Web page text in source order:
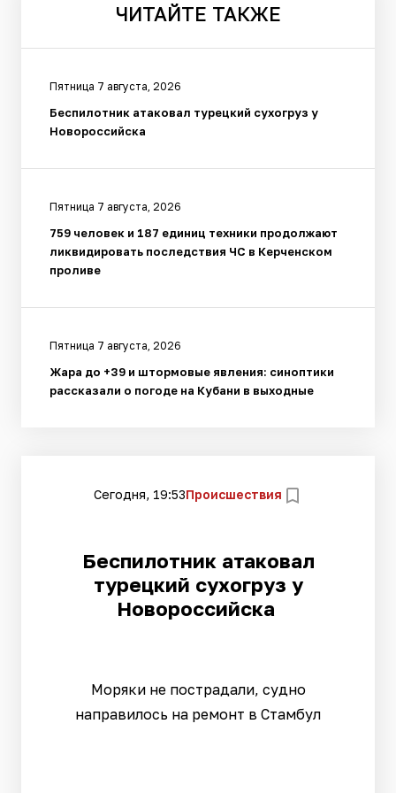
ЧИТАЙТЕ ТАКЖЕ
Пятница 7 августа, 2026
Беспилотник атаковал турецкий сухогруз у
Новороссийска
Пятница 7 августа, 2026
759 человек и 187 единиц техники продолжают
ликвидировать последствия ЧС в Керченском
проливе
Пятница 7 августа, 2026
Жара до +39 и штормовые явления: синоптики
рассказали о погоде на Кубани в выходные
Сегодня, 19:53Происшествия
Беспилотник атаковал
турецкий сухогруз у
Новороссийска
Моряки не пострадали, судно
направилось на ремонт в Стамбул